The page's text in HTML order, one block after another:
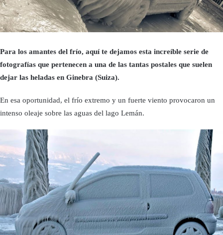
Para los amantes del frío, aquí te dejamos esta increíble serie de
fotografías que pertenecen a una de las tantas postales que suelen
dejar las heladas en Ginebra (Suiza).
En esa oportunidad, el frío extremo y un fuerte viento provocaron un
intenso oleaje sobre las aguas del lago Lemán.